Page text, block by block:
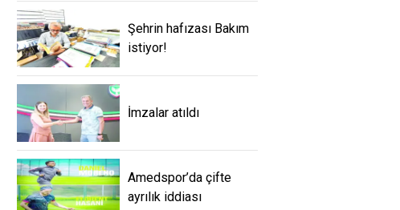
Şehrin hafızası Bakım
istiyor!
İmzalar atıldı
Amedspor’da çifte
ayrılık iddiası